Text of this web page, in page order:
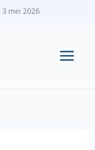
mei 2026